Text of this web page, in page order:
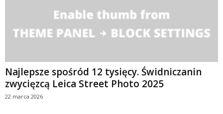
Najlepsze spośród 12 tysięcy. Świdniczanin
zwycięzcą Leica Street Photo 2025
22 marca 2026